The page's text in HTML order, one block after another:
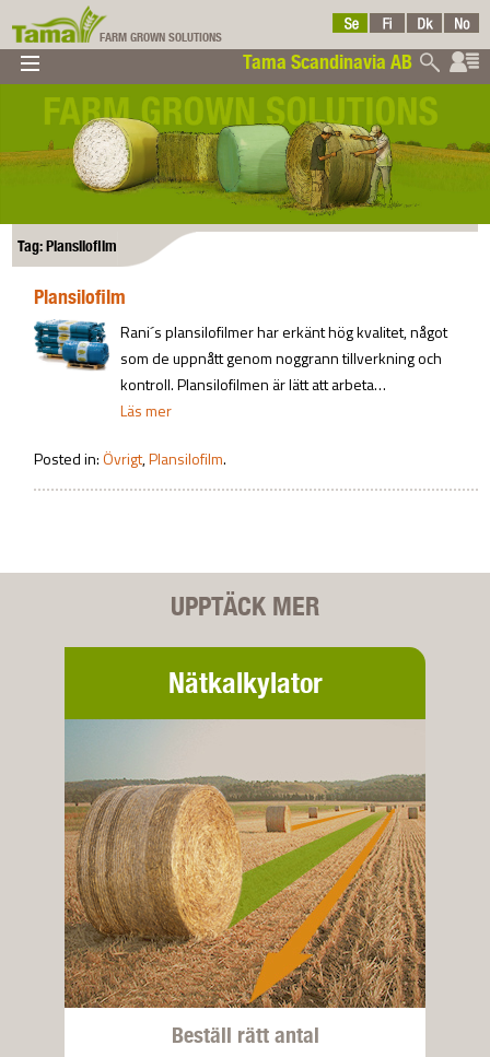
Scandinavia AB
FARM GROWN SOLUTIONS
Tama Scandinavia AB
▼
▼
▼
Tag: Plansilofilm
Plansilofilm
Rani´s plansilofilmer har erkänt hög kvalitet, något
som de uppnått genom noggrann tillverkning och
kontroll. Plansilofilmen är lätt att arbeta…
Läs mer
Posted in:Övrigt,Plansilofilm.
UPPTÄCK MER
Nätkalkylator
Beställ rätt antal